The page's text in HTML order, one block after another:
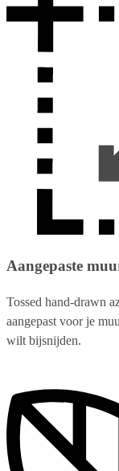
Aangepaste
Tossed hand-drawn
aangepast voor je
wilt bijsnijden.